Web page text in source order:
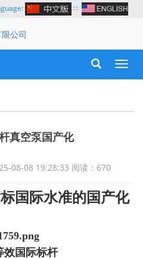
∷
真空泵国产化
08-08 19:28:33 阅读：670
国际水准的国产化
效国际标杆